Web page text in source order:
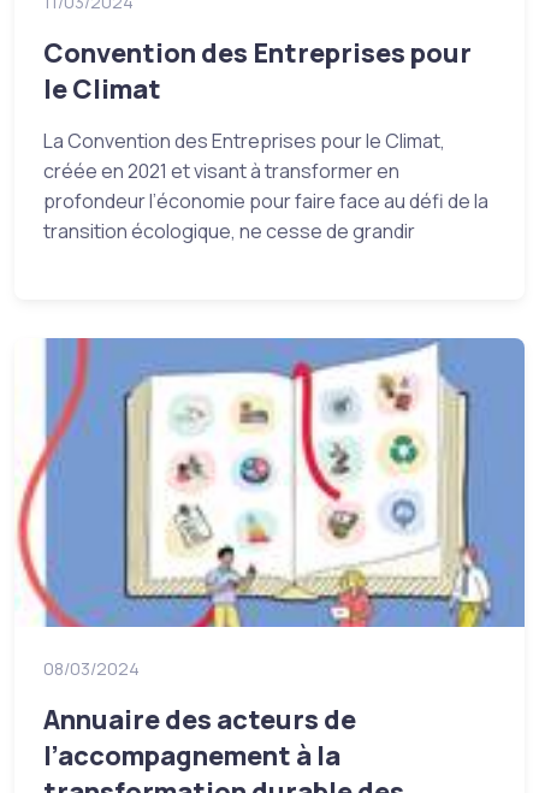
Convention des Entreprises pour
le Climat
La Convention des Entreprises pour le Climat,
créée en 2021 et visant à transformer en
profondeur l’économie pour faire face au défi de la
transition écologique, ne cesse de grandir
08/03/2024
Annuaire des acteurs de
l’accompagnement à la